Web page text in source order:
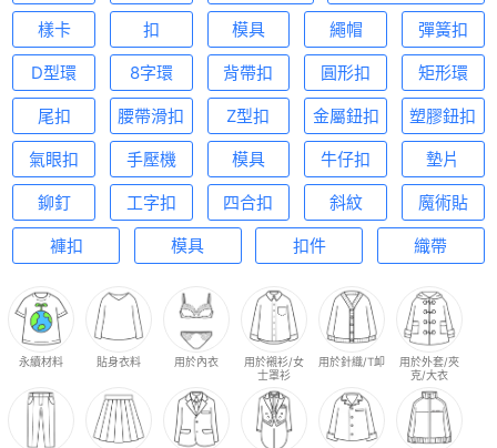
樣卡 扣 模具 繩帽 彈簧扣
D型環 8字環 背帶扣 圓形扣 矩形環
尾扣 腰帶滑扣 Z型扣 金屬鈕扣 塑膠鈕扣
氣眼扣 手壓機 模具 牛仔扣 墊片
鉚釘 工字扣 四合扣 斜紋 魔術貼
褲扣 模具 扣件 織帶
永續材料 貼身衣料 用於內衣
用於襯衫/女
士罩衫
用於針織/T卹
用於外套/夾
克/大衣